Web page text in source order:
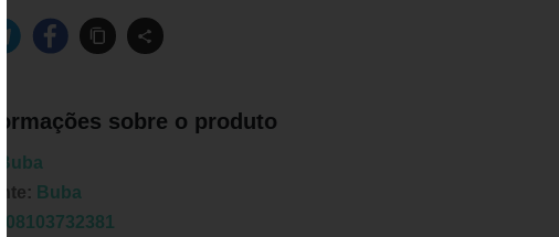
sobre o produto
Buba
Buba